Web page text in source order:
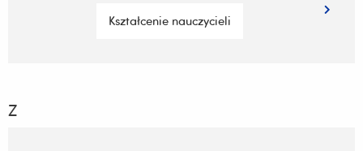
Kształcenie nauczycieli
Z